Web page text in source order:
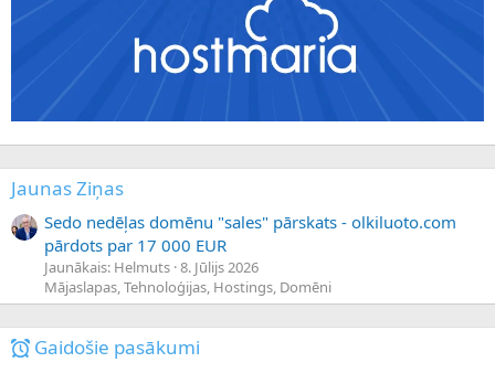
Jaunas Ziņas
Sedo nedēļas domēnu "sales" pārskats - olkiluoto.com
pārdots par 17 000 EUR
Jaunākais: Helmuts 8. Jūlijs 2026
Mājaslapas, Tehnoloģijas, Hostings, Domēni
Gaidošie pasākumi